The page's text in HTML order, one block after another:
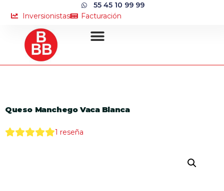
55 45 10 99 99
Inversionistas
Facturación
Queso Manchego Vaca Blanca
1 reseña